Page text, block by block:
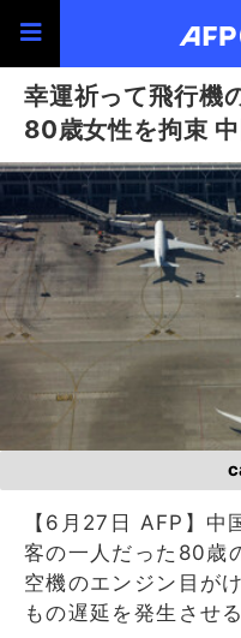
幸運祈って飛行機
80歳女性を拘束
【6月27日 AFP】中
客の一人だった80歳
空機のエンジン目が
もの遅延を発生させ